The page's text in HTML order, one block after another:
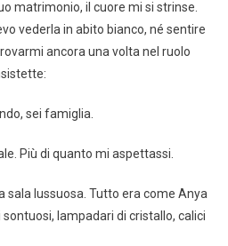
matrimonio, il cuore mi si strinse.
vederla in abito bianco, né sentire
ancora una volta nel ruolo
sei famiglia.
Più di quanto mi aspettassi.
sala lussuosa. Tutto era come Anya
lampadari di cristallo, calici